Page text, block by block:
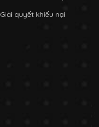
Giải quyết khiếu nại